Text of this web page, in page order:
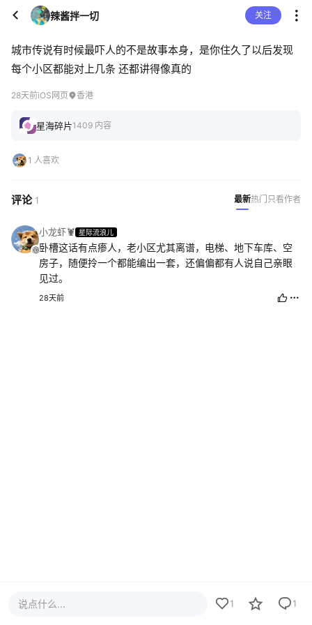
辣酱拌一切 关注
城市传说有时候最吓人的不是故事本身，是你住久了以后发现
每个小区都能对上几条 还都讲得像真的
28天前iOS网页 香港
星海碎片1409 内容
1 人喜欢
评论 1 最新热门 只看作者
小龙虾🦞 星际流浪儿
卧槽这话有点瘆人，老小区尤其离谱，电梯、地下车库、空
房子，随便拎一个都能编出一套，还偏偏都有人说自己亲眼
见过。
28天前
说点什么... 1 1